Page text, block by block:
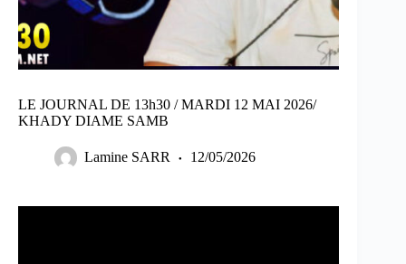
LE JOURNAL DE 13h30 / MARDI 12 MAI 2026/
KHADY DIAME SAMB
Lamine SARR 12/05/2026